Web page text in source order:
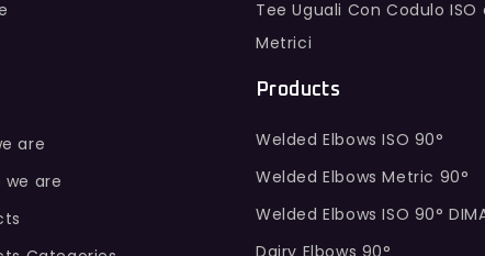
are
we are
Tee Uguali Con Codulo ISO
Metrici
Products
Welded Elbows ISO 90°
Welded Elbows Metric 90°
Welded Elbows ISO 90°